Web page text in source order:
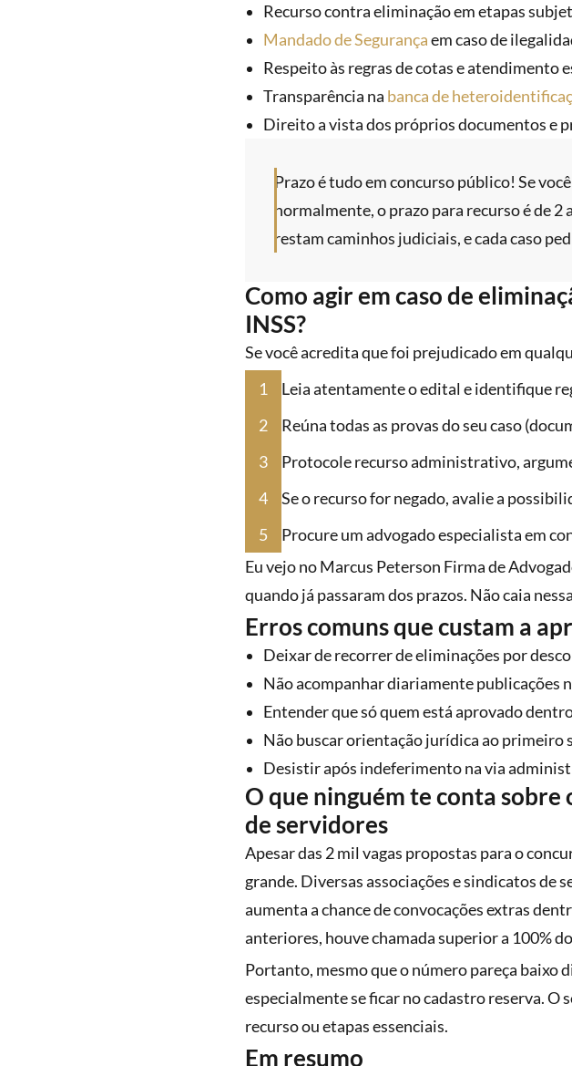
Recurso contra eliminação em etapas
Mandado de Segurançaem caso de
Respeito às regras de cotas e atendimento
Transparência na banca de
Direito a vista dos próprios documentos e
Prazo é tudo em concurso público! Se
normalmente, o prazo para recurso é de
restam caminhos judiciais, e cada caso
Como agir em caso de
INSS?
Se você acredita que foi prejudicado em
Leia atentamente o edital e identifique
Reúna todas as provas do seu caso
Protocole recurso administrativo,
Se o recurso for negado, avalie a
Procure um advogado especialista em
Eu vejo no Marcus Peterson Firma de
quando já passaram dos prazos. Não caia
Erros comuns que custam a
Deixar de recorrer de eliminações por
Não acompanhar diariamente publicações
Entender que só quem está aprovado
Não buscar orientação jurídica ao primeiro
Desistir após indeferimento na via
O que ninguém te conta sobre
de servidores
Apesar das 2 mil vagas propostas para o
grande. Diversas associações e sindicatos de
aumenta a chance de convocações extras
anteriores, houve chamada superior a 100%
Portanto, mesmo que o número pareça baixo
especialmente se ficar no cadastro reserva. O
recurso ou etapas essenciais.
Em resumo